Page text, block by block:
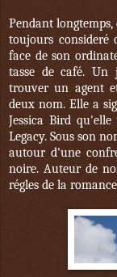
Pendant
toujours consideré
face de son
tasse de café.
trouver un agent
deux nom. Elle a
Jessica Bird
Legacy. Sous son
autour d'une
noire. Auteur de
régles de la